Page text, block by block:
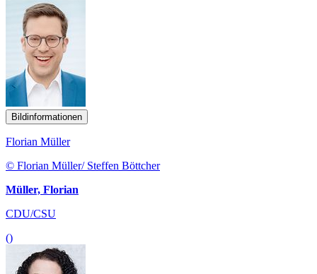
Bildinformationen
Florian Müller
© Florian Müller/ Steffen Böttcher
Müller, Florian
CDU/CSU
()